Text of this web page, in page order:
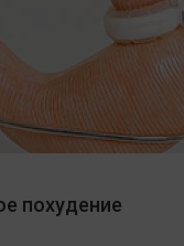
похудение